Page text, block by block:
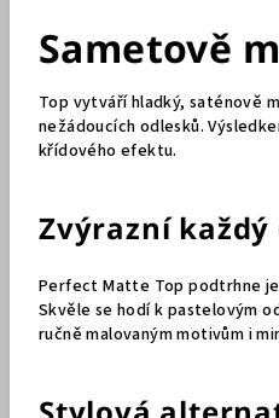
Sametově
Top vytváří hladký, saténově
nežádoucích odlesků.
křídového efektu.
Zvýrazní
Perfect Matte Top podtrhne
Skvěle se hodí k pastelovým
ručně malovaným motivům i